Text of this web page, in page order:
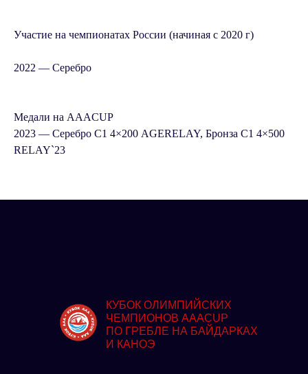
Участие на чемпионатах России (начиная с 2020 г)
2022 — Серебро
Медали на AAACUP
2023 — Серебро С1 4×200 AGERELAY, Бронза С1 4×500
RELAY`23
КУБОК ОЛИМПИЙСКИХ
ЧЕМПИОНОВ AAACUP
ПО ГРЕБЛЕ НА БАЙДАРКАХ
И КАНОЭ